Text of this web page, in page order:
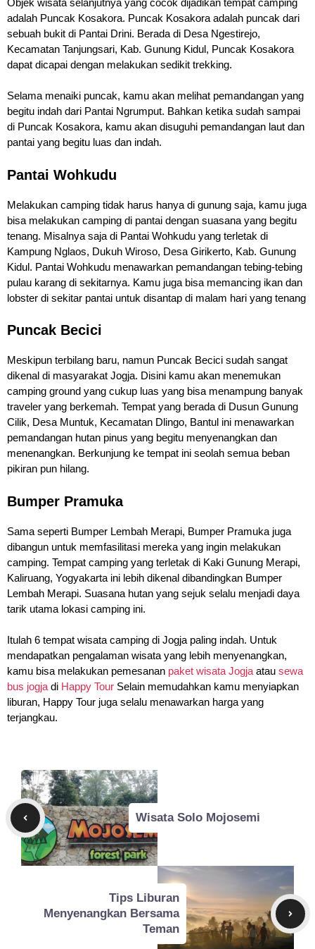
Objek wisata selanjutnya yang cocok dijadikan tempat camping
adalah Puncak Kosakora. Puncak Kosakora adalah puncak dari
sebuah bukit di Pantai Drini. Berada di Desa Ngestirejo,
Kecamatan Tanjungsari, Kab. Gunung Kidul, Puncak Kosakora
dapat dicapai dengan melakukan sedikit trekking.
Selama menaiki puncak, kamu akan melihat pemandangan yang
begitu indah dari Pantai Ngrumput. Bahkan ketika sudah sampai
di Puncak Kosakora, kamu akan disuguhi pemandangan laut dan
pantai yang begitu luas dan indah.
Pantai Wohkudu
Melakukan camping tidak harus hanya di gunung saja, kamu juga
bisa melakukan camping di pantai dengan suasana yang begitu
tenang. Misalnya saja di Pantai Wohkudu yang terletak di
Kampung Nglaos, Dukuh Wiroso, Desa Girikerto, Kab. Gunung
Kidul. Pantai Wohkudu menawarkan pemandangan tebing-tebing
pulau karang di sekitarnya. Kamu juga bisa memancing ikan dan
lobster di sekitar pantai untuk disantap di malam hari yang tenang
Puncak Becici
Meskipun terbilang baru, namun Puncak Becici sudah sangat
dikenal di masyarakat Jogja. Disini kamu akan menemukan
camping ground yang cukup luas yang bisa menampung banyak
traveler yang berkemah. Tempat yang berada di Dusun Gunung
Cilik, Desa Muntuk, Kecamatan Dlingo, Bantul ini menawarkan
pemandangan hutan pinus yang begitu menyenangkan dan
menenangkan. Berkunjung ke tempat ini seolah semua beban
pikiran pun hilang.
Bumper Pramuka
Sama seperti Bumper Lembah Merapi, Bumper Pramuka juga
dibangun untuk memfasilitasi mereka yang ingin melakukan
camping. Tempat camping yang terletak di Kaki Gunung Merapi,
Kaliruang, Yogyakarta ini lebih dikenal dibandingkan Bumper
Lembah Merapi. Suasana hutan yang sejuk selalu menjadi daya
tarik utama lokasi camping ini.
Itulah 6 tempat wisata camping di Jogja paling indah. Untuk
mendapatkan pengalaman wisata yang lebih menyenangkan,
kamu bisa melakukan pemesanan paket wisata Jogjaatau sewa
bus jogjadi Happy Tour Selain memudahkan kamu menyiapkan
liburan, Happy Tour juga selalu menawarkan harga yang
terjangkau.
Wisata Solo Mojosemi
Tips Liburan
Menyenangkan Bersama
Teman